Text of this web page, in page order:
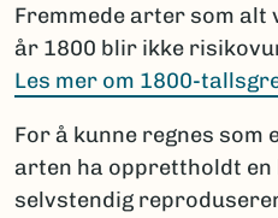
Fremmede arter som
år 1800 blir ikke
Les mer om 1800-
For å kunne regnes som
arten ha opprettholdt en
selvstendig